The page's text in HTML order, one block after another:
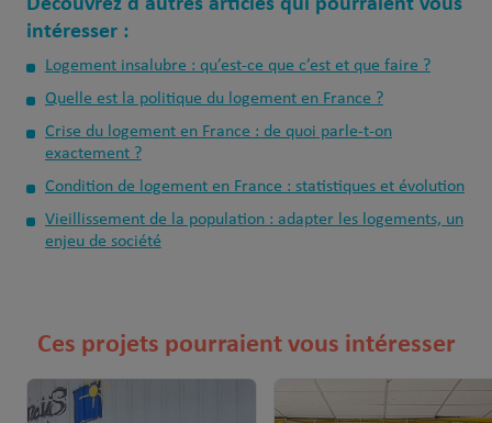
intéresser :
Logement insalubre : qu’est-ce que c’est et que faire ?
Quelle est la politique du logement en France ?
Crise du logement en France : de quoi parle-t-on
exactement ?
Condition de logement en France : statistiques et évolution
Vieillissement de la population : adapter les logements, un
enjeu de société
Ces projets pourraient vous intéresser